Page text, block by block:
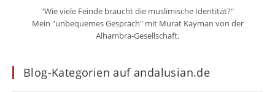
"Wie viele Feinde braucht die muslimische Identität?"
Mein "unbequemes Gespräch" mit Murat Kayman von der
Alhambra-Gesellschaft.
Blog-Kategorien auf andalusian.de